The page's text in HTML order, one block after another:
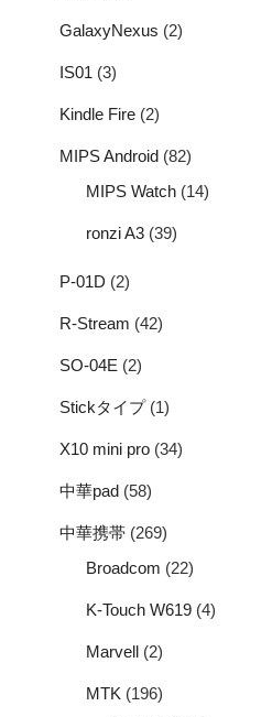
GalaxyNexus (2)
IS01 (3)
Kindle Fire (2)
MIPS Android (82)
MIPS Watch (14)
ronzi A3 (39)
P-01D (2)
R-Stream (42)
SO-04E (2)
Stickタイプ(1)
X10 mini pro (34)
中華pad (58)
中華携帯 (269)
Broadcom (22)
K-Touch W619 (4)
Marvell (2)
MTK (196)